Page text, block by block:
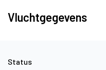
Vluchtgegevens
Status